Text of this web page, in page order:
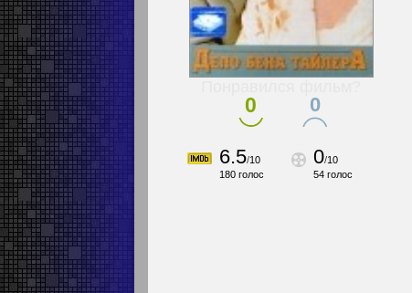
0 0
6.5/10
180 голос
0/10
54 голос